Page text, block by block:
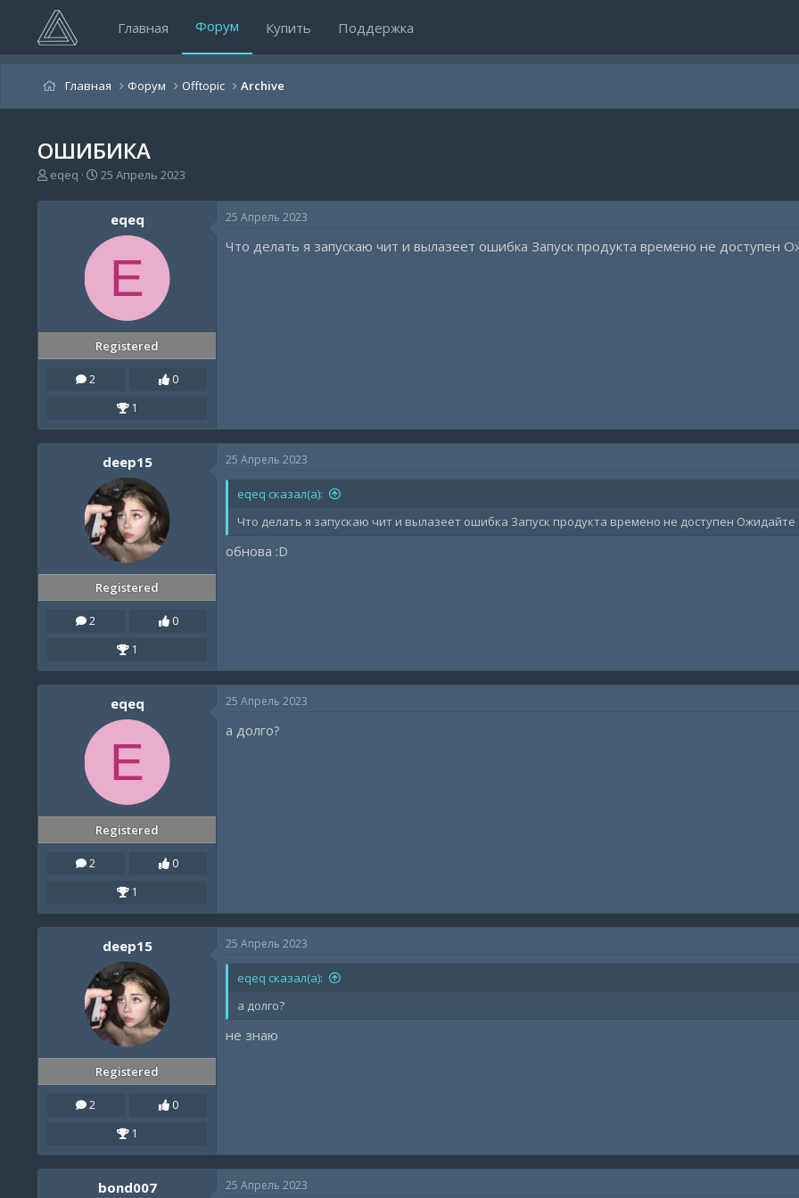
Главная Форум Купить Поддержка
Главная Форум Offtopic Archive
ОШИБИКА
А
т
eqeq
Д
т
н
а
25 Апрель 2023
eqeq
E
Registered
2
0
1
25 Апрель 2023
Что делать я запускаю чит и вылазеет ошибка Запуск продукта времено не доступен
deep15
Registered
2
0
1
25 Апрель 2023
eqeq сказал(а):
Что делать я запускаю чит и вылазеет ошибка Запуск продукта времено не доступен
обнова :D
eqeq
E
Registered
2
0
1
25 Апрель 2023
а долго?
deep15
Registered
2
0
1
25 Апрель 2023
eqeq сказал(а):
а долго?
не знаю
bond007 25 Апрель 2023